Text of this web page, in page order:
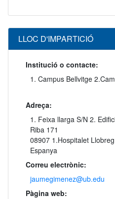
LLOC D'IMPARTICIÓ
Institució o contacte:
1. Campus Bellvitge
Adreça:
1. Feixa llarga S/N 2.
Riba 171
08907 1.Hospitalet
Espanya
Correu electrònic:
jaumegimenez@ub.edu
Pàgina web: